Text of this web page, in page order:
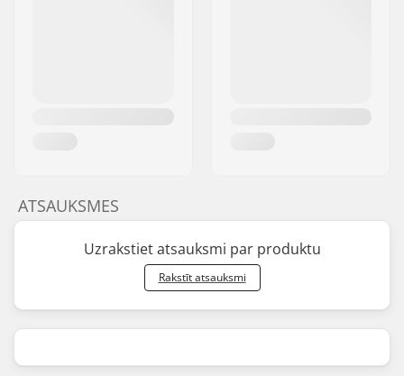
ATSAUKSMES
Uzrakstiet atsauksmi par produktu
Rakstīt atsauksmi